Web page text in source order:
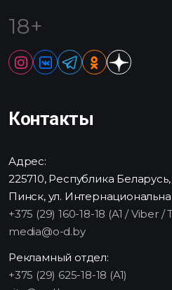
18+
Контакты
Адрес:
225710, Республика
Пинск, ул.
+375 (29) 160-18-18 (A1 / Viber /
media@o-d.by
Рекламный отдел:
+375 (29) 625-18-18 (A1)